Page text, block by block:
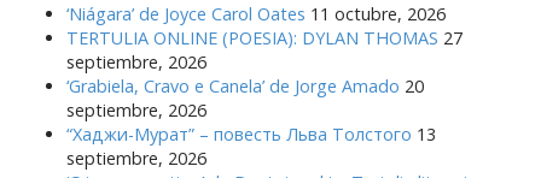
‘Niágara’ de Joyce Carol Oates 11 octubre, 2026
TERTULIA ONLINE (POESIA): DYLAN THOMAS 27
septiembre, 2026
‘Grabiela, Cravo e Canela’ de Jorge Amado 20
septiembre, 2026
“Хаджи-Мурат” – повесть Льва Толстого 13
septiembre, 2026